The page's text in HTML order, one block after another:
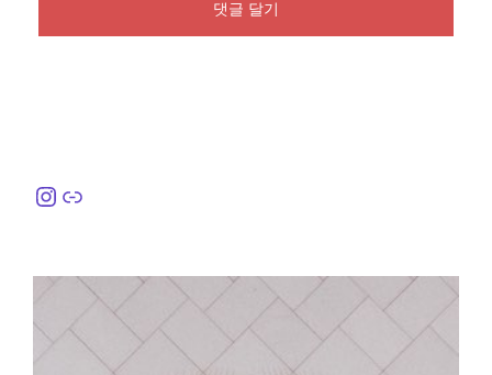
Instagram
링크